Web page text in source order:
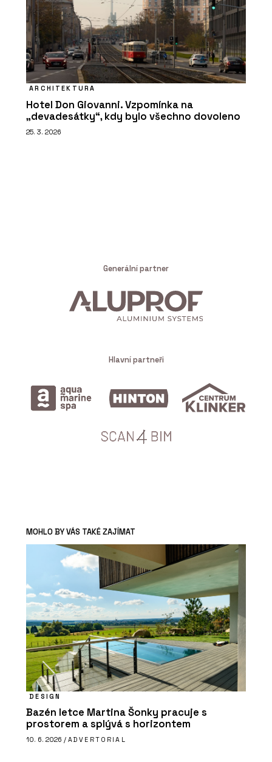
ARCHITEKTURA
Hotel Don Giovanni. Vzpomínka na
„devadesátky“, kdy bylo všechno dovoleno
25. 3. 2026
Generální partner
Hlavní partneři
MOHLO BY VÁS TAKÉ ZAJÍMAT
DESIGN
Bazén letce Martina Šonky pracuje s
prostorem a splývá s horizontem
10. 6. 2026 / ADVERTORIAL